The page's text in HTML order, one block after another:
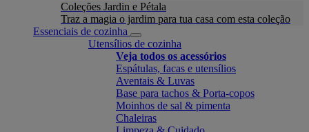
Coleções Jardin e Pétala
Traz a magia o jardim para tua casa com esta coleção
Essenciais de cozinha
Utensílios de cozinha
Veja todos os acessórios
Espátulas, facas e utensílios
Aventais & Luvas
Base para tachos & Porta-copos
Moinhos de sal & pimenta
Chaleiras